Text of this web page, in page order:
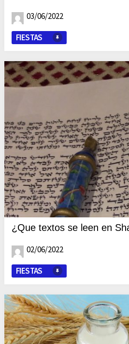
03/06/2022
FIESTAS
¿Que textos se leen en
02/06/2022
FIESTAS